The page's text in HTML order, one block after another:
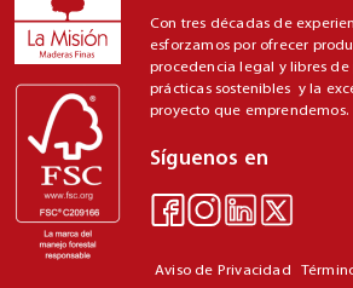
Con tres décadas de
esforzamos por ofrecer
procedencia legal y libres
prácticas sostenibles y la
proyecto que emprendemos.
Síguenos en
Aviso de Privacidad